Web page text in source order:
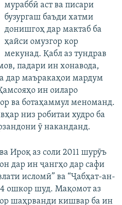
мураббӣ аст ва писари
бузургаш баъди хатми
донишгоҳ дар мактаб ба
ҳайси омузгор кор
мекунад. Қабл аз тундрав
падари ин хонавода,
дар маъракаҳои мардум
ин оиларо
ва ботаҳаммул меноманд.
низ робитаи худро ба
ӯ наканданд.
Ироқ аз соли 2011 шурӯъ
дар ин ҷангҳо дар сафи
исломӣ” ва “Ҷабҳат-ан-
ошкор шуд. Мақомот аз
шаҳрванди кишвар ба ин